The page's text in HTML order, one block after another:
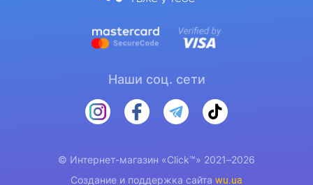
Наши соц. сети
© Интернет-магазин «Click™» 2021–2026
Создание и поддержка сайта wu.ua